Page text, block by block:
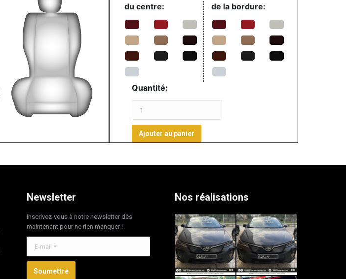
du centre:
de la bordure:
Quantité:
Ajouter au panier
Newsletter
Inscrivez-vous à notre newsletter dès
maintenant pour ne rien manquer !
Soumettre
Nos réalisations